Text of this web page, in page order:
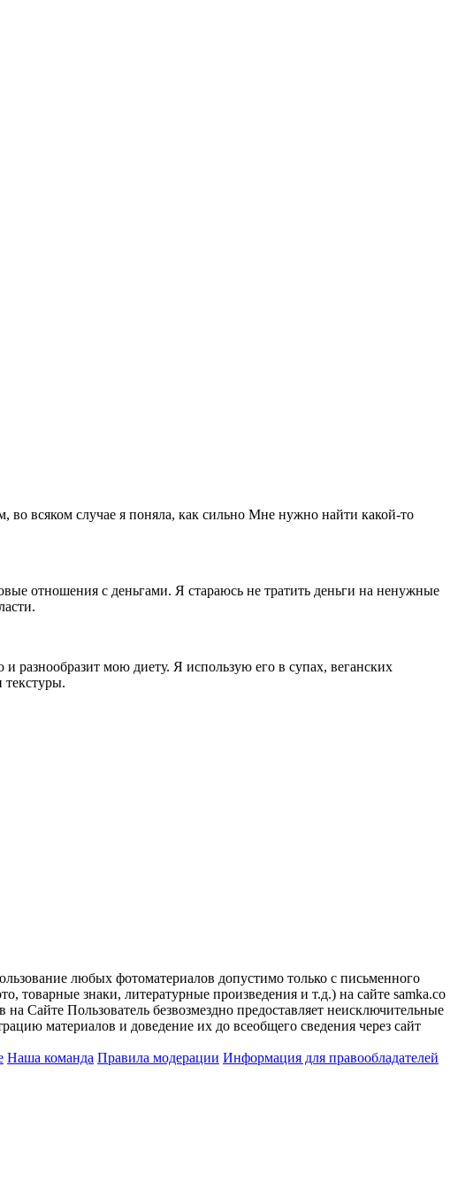
во всяком случае я поняла, как сильно Мне нужно найти какой-то
отношения с деньгами. Я стараюсь не тратить деньги на ненужные
разнообразит мою диету. Я использую его в супах, веганских
текстуры.
любых фотоматериалов допустимо только с письменного
товарные знаки, литературные произведения и т.д.) на сайте samka.co
Сайте Пользователь безвозмездно предоставляет неисключительные
материалов и доведение их до всеобщего сведения через сайт
Наша команда Правила модерации Информация для правообладателей